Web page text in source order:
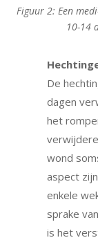
Figuur 2: Een
10-14
De
dagen
het
wond
aspect
enkele
sprake
is het